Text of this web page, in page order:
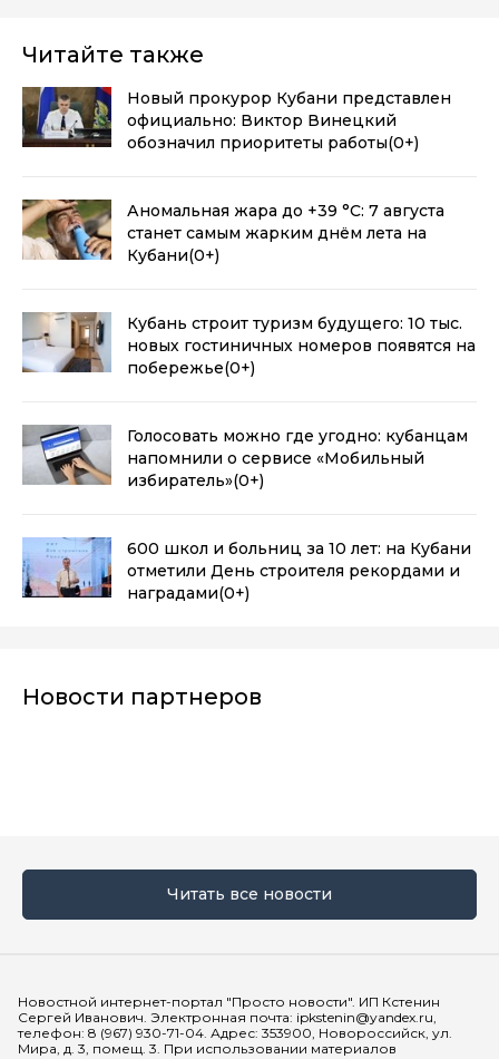
Читайте также
Новый прокурор Кубани представлен
официально: Виктор Винецкий
обозначил приоритеты работы(0+)
Аномальная жара до +39 °C: 7 августа
станет самым жарким днём лета на
Кубани(0+)
Кубань строит туризм будущего: 10 тыс.
новых гостиничных номеров появятся на
побережье(0+)
Голосовать можно где угодно: кубанцам
напомнили о сервисе «Мобильный
избиратель»(0+)
600 школ и больниц за 10 лет: на Кубани
отметили День строителя рекордами и
наградами(0+)
Новости партнеров
Читать все новости
Новостной интернет-портал "Просто новости". ИП Кстенин
Сергей Иванович. Электронная почта: ipkstenin@yandex.ru,
телефон: 8 (967) 930-71-04. Адрес: 353900, Новороссийск, ул.
Мира, д. 3, помещ. 3. При использовании материалов